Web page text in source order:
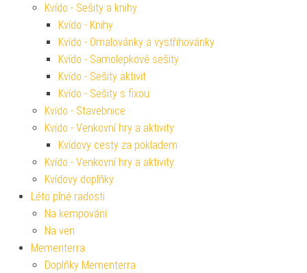
Kvído - Sešity a knihy
Kvído - Knihy
Kvído - Omalovánky a vystřihovánky
Kvído - Samolepkové sešity
Kvído - Sešity aktivit
Kvído - Sešity s fixou
Kvído - Stavebnice
Kvído - Venkovní hry a aktivity
Kvídovy cesty za pokladem
Kvído - Venkovní hry a aktivity
Kvídovy doplňky
Léto plné radosti
Na kempování
Na ven
Mementerra
Doplňky Mementerra